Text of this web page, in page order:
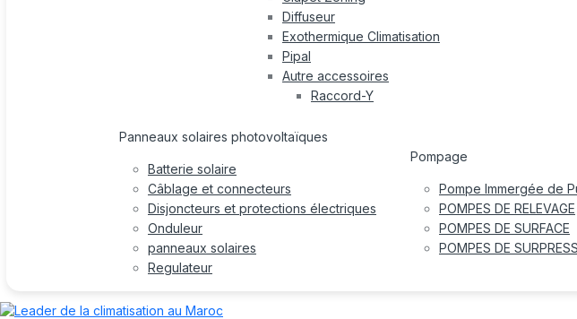
Diffuseur
Exothermique Climatisation
Pipal
Autre accessoires
Raccord-Y
Panneaux solaires photovoltaïques
Batterie solaire
Câblage et connecteurs
Disjoncteurs et protections électriques
Onduleur
panneaux solaires
Regulateur
Pompage
Pompe Immergée de
POMPES DE RELEVAGE
POMPES DE SURFACE
POMPES DE